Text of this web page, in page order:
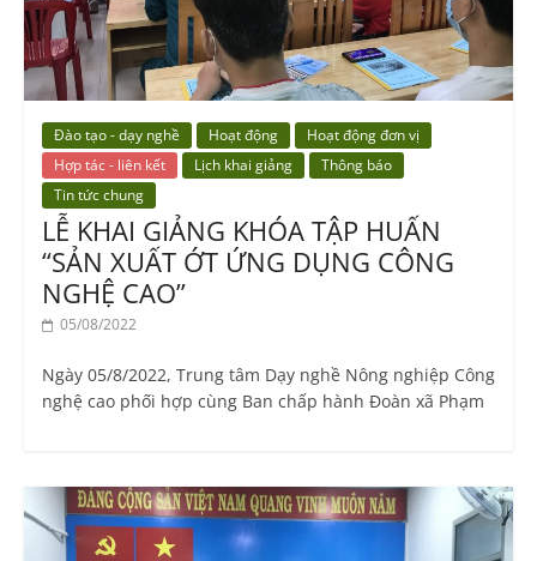
Đào tạo - dạy nghề Hoạt động
Hoạt động đơn vị
Hợp tác - liên kết
Lịch khai giảng
Thông báo
Tin tức chung
LỄ KHAI GIẢNG KHÓA TẬP HUẤN
“SẢN XUẤT ỚT ỨNG DỤNG CÔNG
NGHỆ CAO”
05/08/2022
Ngày 05/8/2022, Trung tâm Dạy nghề Nông nghiệp Công
nghệ cao phối hợp cùng Ban chấp hành Đoàn xã Phạm